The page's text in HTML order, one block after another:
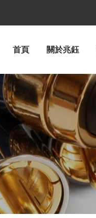
首頁 關於兆鈺